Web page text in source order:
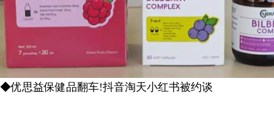
◆优思益保健品翻车!抖音淘天小红书被约谈